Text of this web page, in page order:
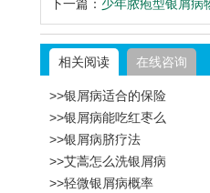
下一篇： 少年脓疱型银屑病
相关阅读 在线咨询
>>银屑病适合的保险
>>银屑病能吃红枣么
>>银屑病脐疗法
>>艾蒿怎么洗银屑病
>>轻微银屑病概率